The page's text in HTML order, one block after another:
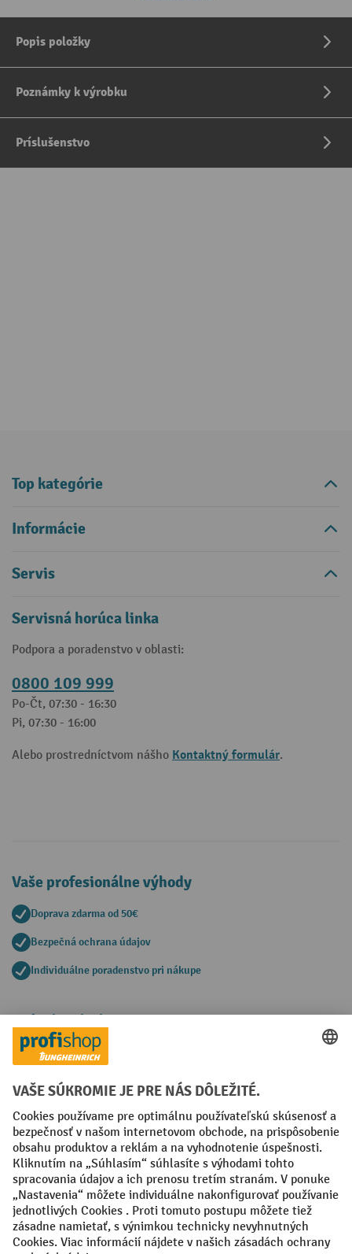
Popis položky
Poznámky k výrobku
Príslušenstvo
Top kategórie
Informácie
Servis
Servisná horúca linka
Podpora a poradenstvo v oblasti:
0800 109 999
Po-Čt, 07:30 - 16:30
Pi, 07:30 - 16:00
Alebo prostredníctvom nášho Kontaktný formulár.
Vaše profesionálne výhody
Doprava zdarma od 50€
Bezpečná ochrana údajov
Individuálne poradenstvo pri nákupe
Spôsoby platby
Creditcard (Master)Creditcard (Visa)
Faktúra Predplatba
Sociálne siete
Facebook
YouTube
LinkedIn